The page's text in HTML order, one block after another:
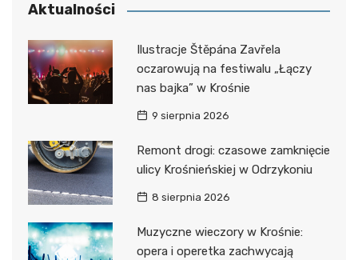
Aktualności
Ilustracje Štěpána Zavřela
oczarowują na festiwalu „Łączy
nas bajka” w Krośnie
9 sierpnia 2026
Remont drogi: czasowe zamknięcie
ulicy Krośnieńskiej w Odrzykoniu
8 sierpnia 2026
Muzyczne wieczory w Krośnie:
opera i operetka zachwycają